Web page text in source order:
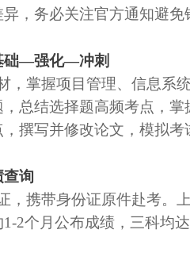
，务必关注官方通知避免
础—强化—冲刺
，掌握项目管理、信息系
总结选择题高频考点，
撰写并修改论文，模拟考
查询
，携带身份证原件赴考。
2个月公布成绩，三科均